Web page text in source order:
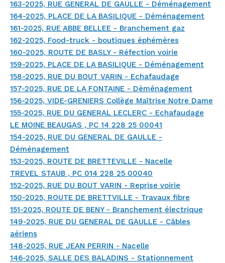
163-2025, RUE GENERAL DE GAULLE - Déménagement
164-2025, PLACE DE LA BASILIQUE - Déménagement
161-2025, RUE ABBE BELLEE - Branchement gaz
162-2025, Food-truck - boutiques éphémères
160-2025, ROUTE DE BASLY - Réfection voirie
159-2025, PLACE DE LA BASILIQUE - Déménagement
158-2025, RUE DU BOUT VARIN - Echafaudage
157-2025, RUE DE LA FONTAINE - Déménagement
156-2025, VIDE-GRENIERS Collège Maîtrise Notre Dame
155-2025, RUE DU GENERAL LECLERC - Echafaudage
LE MOINE BEAUGAS , PC 14 228 25 00041
154-2025, RUE DU GENERAL DE GAULLE -
Déménagement
153-2025, ROUTE DE BRETTEVILLE - Nacelle
TREVEL STAUB , PC 014 228 25 00040
152-2025, RUE DU BOUT VARIN - Reprise voirie
150-2025, ROUTE DE BRETTVILLE - Travaux fibre
151-2025, ROUTE DE BENY - Branchement électrique
149-2025, RUE DU GENERAL DE GAULLE - Câbles
aériens
148-2025, RUE JEAN PERRIN - Nacelle
146-2025, SALLE DES BALADINS - Stationnement